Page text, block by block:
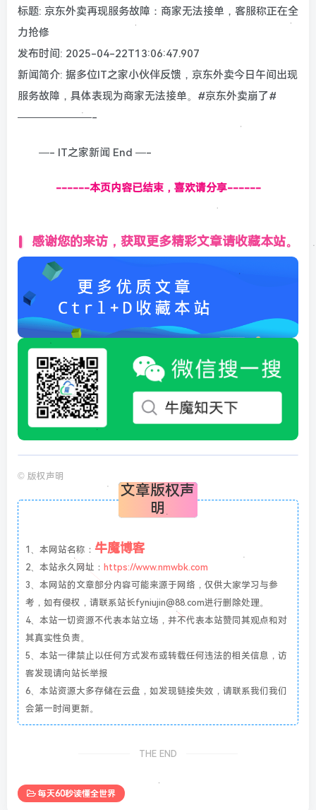
标题: 京东外卖再现服务故障：商家无法接单，客服称正在全
力抢修
发布时间: 2025-04-22T13:06:47.907
新闻简介: 据多位IT之家小伙伴反馈，京东外卖今日午间出现
服务故障，具体表现为商家无法接单。#京东外卖崩了#
———————-
—- IT之家新闻 End —-
------本页内容已结束，喜欢请分享------
感谢您的来访，获取更多精彩文章请收藏本站。
© 版权声明
文章版权声
明
1、本网站名称： 牛魔博客
2、本站永久网址： https://www.nmwbk.com
3、本网站的文章部分内容可能来源于网络，仅供大家学习与参
考，如有侵权，请联系站长fyniujin@88.com进行删除处理。
4、本站一切资源不代表本站立场，并不代表本站赞同其观点和对
其真实性负责。
5、本站一律禁止以任何方式发布或转载任何违法的相关信息，访
客发现请向站长举报
6、本站资源大多存储在云盘，如发现链接失效，请联系我们我们
会第一时间更新。
THE END
每天60秒读懂全世界